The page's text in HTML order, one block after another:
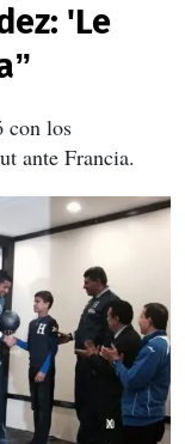
'Le
con los
ante Francia.
X